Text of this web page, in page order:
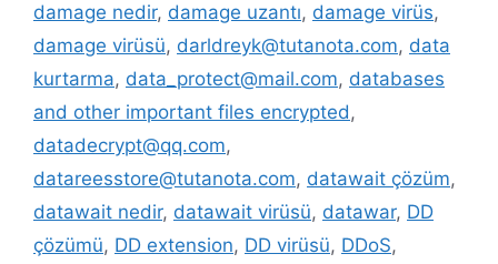
damage nedir, damage uzantı, damage virüs,
damage virüsü, darldreyk@tutanota.com, data
kurtarma, data_protect@mail.com, databases
and other important files encrypted,
datadecrypt@qq.com,
datareesstore@tutanota.com, datawait çözüm,
datawait nedir, datawait virüsü, datawar, DD
çözümü, DD extension, DD virüsü, DDoS,